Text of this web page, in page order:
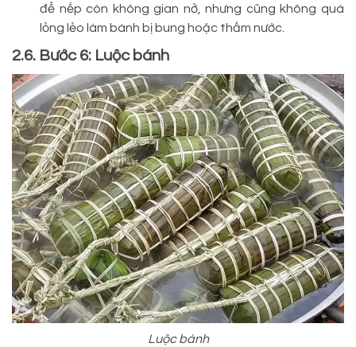
để nếp còn không gian nở, nhưng cũng không quá
lỏng lẻo làm bánh bị bung hoặc thấm nước.
2.6. Bước 6: Luộc bánh
Luộc bánh